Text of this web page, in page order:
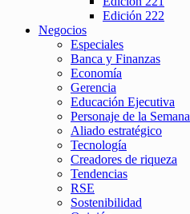
Edición 222
Negocios
Especiales
Banca y Finanzas
Economía
Gerencia
Educación Ejecutiva
Personaje de la Semana
Aliado estratégico
Tecnología
Creadores de riqueza
Tendencias
RSE
Sostenibilidad